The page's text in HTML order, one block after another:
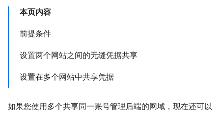
本页内容
前提条件
设置两个网站之间的无缝凭据共享
设置在多个网站中共享凭据
如果您使用多个共享同一账号管理后端的网域，现在还可以